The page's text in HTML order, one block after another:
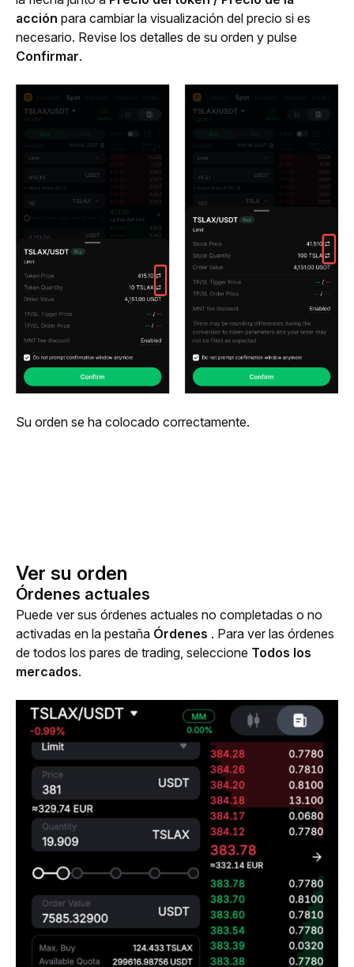
acción para cambiar la visualización del precio si es
Confirmar.
Su orden se ha colocado correctamente.
Ver su orden
Órdenes actuales
Puede ver sus órdenes actuales no completadas o no
activadas en la pestaña Órdenes . Para ver las órdenes
de todos los pares de trading, seleccione Todos los
mercados.